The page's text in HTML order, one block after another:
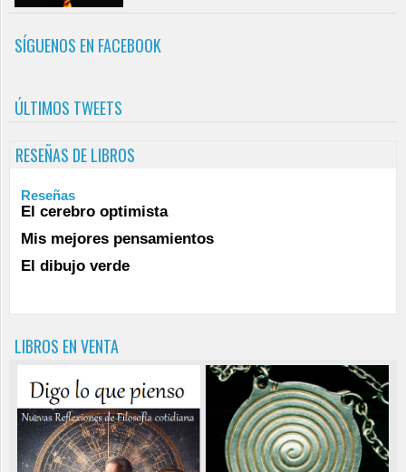
SÍGUENOS EN FACEBOOK
ÚLTIMOS TWEETS
RESEÑAS DE LIBROS
Reseñas
El cerebro optimista
Mis mejores pensamientos
El dibujo verde
LIBROS EN VENTA